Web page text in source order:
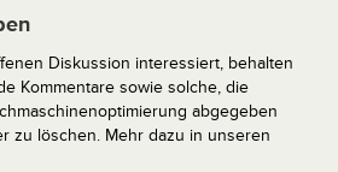
Diskussion interessiert, behalten
Kommentare sowie solche, die
abgegeben
zu löschen. Mehr dazu in unseren